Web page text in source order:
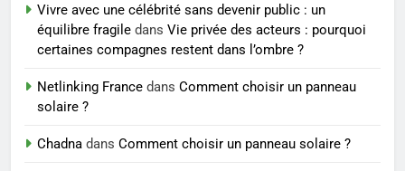
7
Prévenir les chutes chez les
exercices
BIEN ÊTRE
8
Vivre avec une célébrité sans devenir public : un
équilibre fragile dans Vie privée des acteurs : pourquoi
certaines compagnes restent dans l’ombre ?
Netlinking France dans Comment choisir un panneau
solaire ?
Chadna dans Comment choisir un panneau solaire ?